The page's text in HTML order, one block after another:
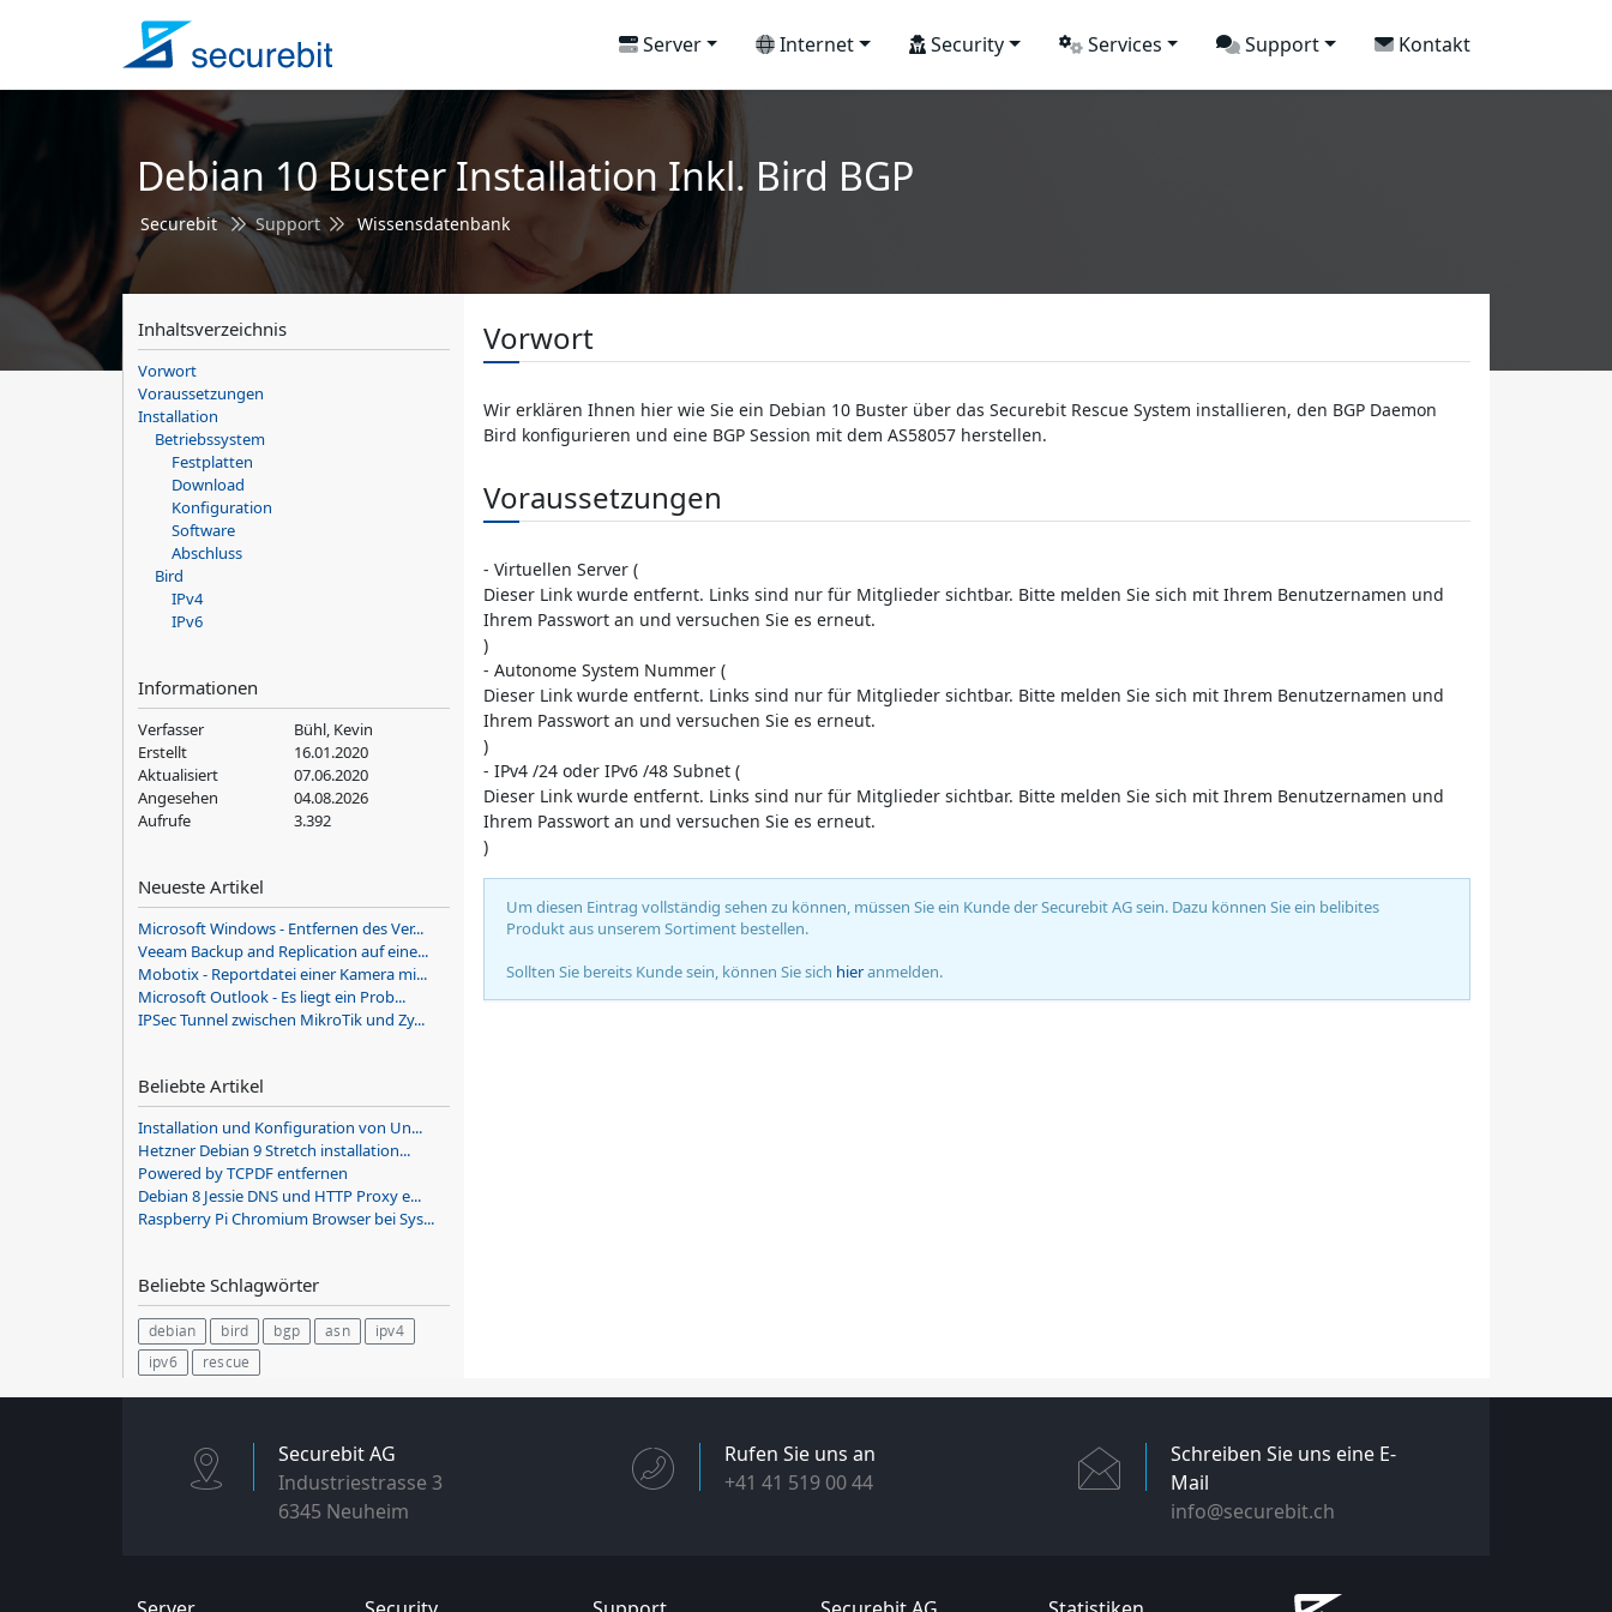
Server Internet Security Services Support Kontakt
Debian 10 Buster Installation Inkl. Bird BGP
Securebit Support Wissensdatenbank
Inhaltsverzeichnis
Vorwort
Voraussetzungen
Installation
Betriebssystem
Festplatten
Download
Konfiguration
Software
Abschluss
Bird
IPv4
IPv6
Informationen
Verfasser
Bühl, Kevin
Erstellt
16.01.2020
Aktualisiert
07.06.2020
Angesehen
04.08.2026
Aufrufe
3.392
Neueste Artikel
Microsoft Windows - Entfernen des Ver...
Veeam Backup and Replication auf eine...
Mobotix - Reportdatei einer Kamera mi...
Microsoft Outlook - Es liegt ein Prob...
IPSec Tunnel zwischen MikroTik und Zy...
Beliebte Artikel
Installation und Konfiguration von Un...
Hetzner Debian 9 Stretch installation...
Powered by TCPDF entfernen
Debian 8 Jessie DNS und HTTP Proxy e...
Raspberry Pi Chromium Browser bei Sys...
Beliebte Schlagwörter
debian bird bgp asn
ipv4
ipv6
rescue
Vorwort
Wir erklären Ihnen hier wie Sie ein Debian 10 Buster über das Securebit Rescue System installieren, den BGP Daemon
Bird konfigurieren und eine BGP Session mit dem AS58057 herstellen.
Voraussetzungen
- Virtuellen Server (
Dieser Link wurde entfernt. Links sind nur für Mitglieder sichtbar. Bitte melden Sie sich mit Ihrem Benutzernamen und
Ihrem Passwort an und versuchen Sie es erneut.
)
- Autonome System Nummer (
Dieser Link wurde entfernt. Links sind nur für Mitglieder sichtbar. Bitte melden Sie sich mit Ihrem Benutzernamen und
Ihrem Passwort an und versuchen Sie es erneut.
)
- IPv4 /24 oder IPv6 /48 Subnet (
Dieser Link wurde entfernt. Links sind nur für Mitglieder sichtbar. Bitte melden Sie sich mit Ihrem Benutzernamen und
Ihrem Passwort an und versuchen Sie es erneut.
)
Um diesen Eintrag vollständig sehen zu können, müssen Sie ein Kunde der Securebit AG sein. Dazu können Sie ein belibites
Produkt aus unserem Sortiment bestellen.
Sollten Sie bereits Kunde sein, können Sie sich hieranmelden.
Securebit AG
Industriestrasse 3
6345 Neuheim
Rufen Sie uns an
+41 41 519 00 44
Schreiben Sie uns eine E-
Mail
info@securebit.ch